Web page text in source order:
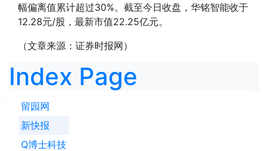
幅偏离值累计超过30%。截至今日收盘，华铭智能收于
12.28元/股，最新市值22.25亿元。
（文章来源：证券时报网）
Index Page
留园网
新快报
Q博士科技